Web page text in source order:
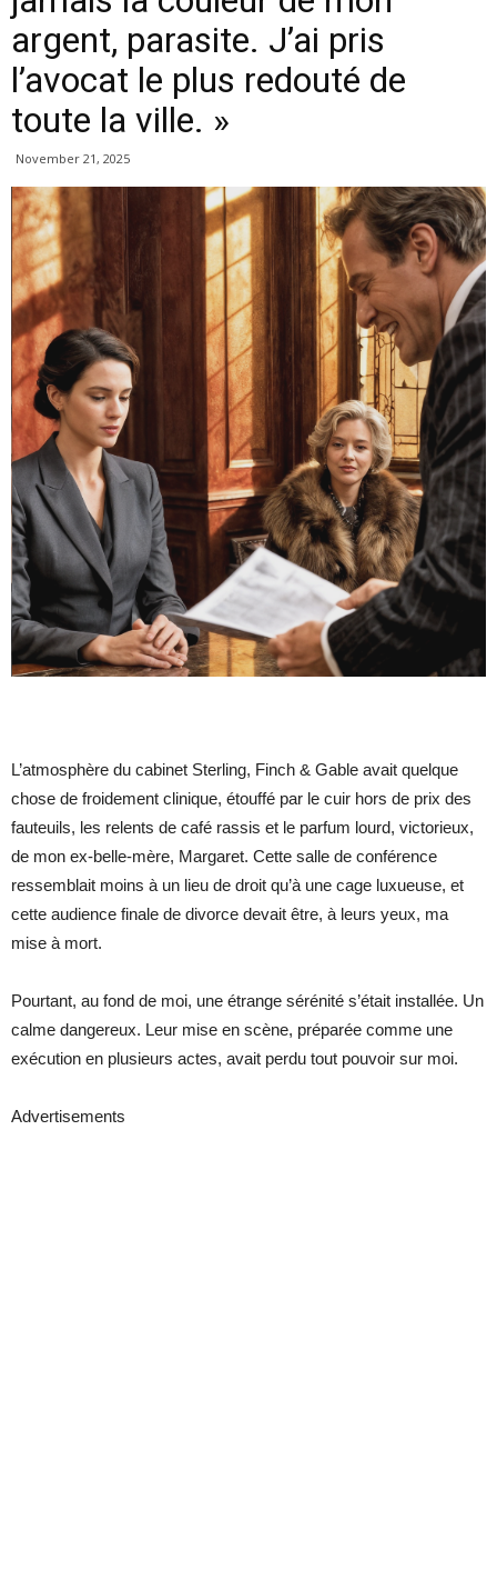
argent, parasite. J’ai pris
l’avocat le plus redouté de
toute la ville. »
November 21, 2025
L’atmosphère du cabinet Sterling, Finch & Gable avait quelque
chose de froidement clinique, étouffé par le cuir hors de prix des
fauteuils, les relents de café rassis et le parfum lourd, victorieux,
de mon ex-belle-mère, Margaret. Cette salle de conférence
ressemblait moins à un lieu de droit qu’à une cage luxueuse, et
cette audience finale de divorce devait être, à leurs yeux, ma
mise à mort.
Pourtant, au fond de moi, une étrange sérénité s’était installée. Un
calme dangereux. Leur mise en scène, préparée comme une
exécution en plusieurs actes, avait perdu tout pouvoir sur moi.
Advertisements